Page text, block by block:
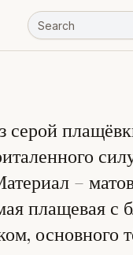
серой
–
плащевая с
основного